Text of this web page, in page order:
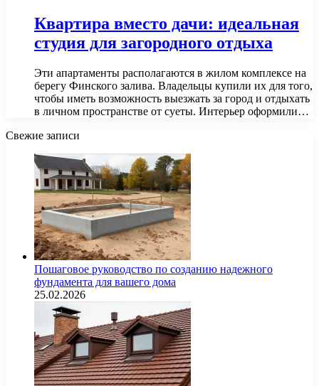
Квартира вместо дачи: идеальная
студия для загородного отдыха
Эти апартаменты располагаются в жилом комплексе на
берегу Финского залива. Владельцы купили их для того,
чтобы иметь возможность выезжать за город и отдыхать
в личном пространстве от суеты. Интерьер оформили…
Свежие записи
Пошаговое руководство по созданию надежного
фундамента для вашего дома
25.02.2026